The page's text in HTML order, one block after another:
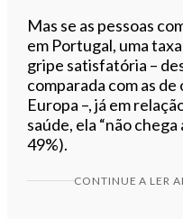
Mas se as pessoas
em Portugal, uma
gripe satisfatória –
comparada com as
Europa –, já em
saúde, ela “não
49%).
CONTINUE A LER